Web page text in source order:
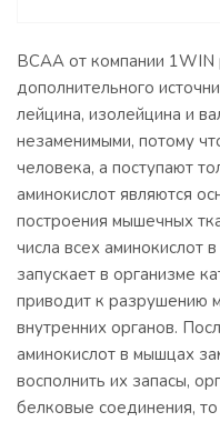
BCAA от компании 1WIN
дополнительного
лейцина, изолейцина и
незаменимыми, потому
человека, а поступают
аминокислот являются
построения мышечных
числа всех
запускает в организме
приводит к разрушению
внутренних органов.
аминокислот в мышцах
восполнить их запасы,
белковые соединения,